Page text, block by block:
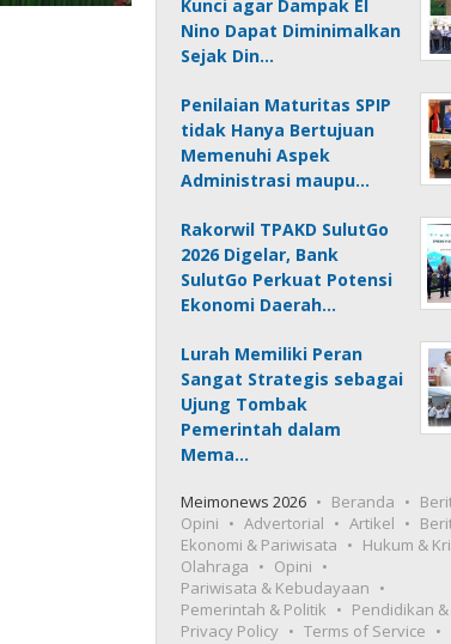
Kunci agar Dampak El
Nino Dapat Diminimalkan
Sejak Din…
Penilaian Maturitas SPIP
tidak Hanya Bertujuan
Memenuhi Aspek
Administrasi maupu…
Rakorwil TPAKD SulutGo
2026 Digelar, Bank
SulutGo Perkuat Potensi
Ekonomi Daerah…
Lurah Memiliki Peran
Sangat Strategis sebagai
Ujung Tombak
Pemerintah dalam
Mema…
Meimonews 2026 Beranda
Opini
Advertorial Artikel
Ekonomi & Pariwisata
Hukum &
Olahraga
Opini
Pariwisata & Kebudayaan
Pemerintah & Politik
Pendidikan &
Privacy Policy
Terms of Service